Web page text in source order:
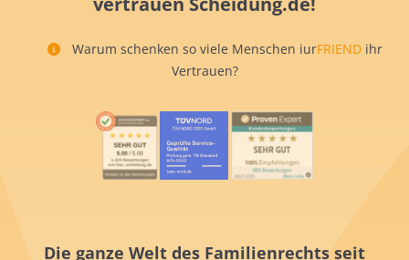
Warum schenken so viele Menschen iurFRIEND ihr
Vertrauen?
Die ganze Welt des Familienrechts seit